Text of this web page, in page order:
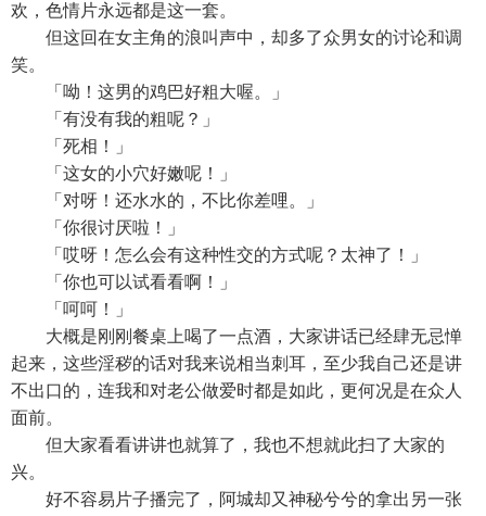
欢，色情片永远都是这一套。
但这回在女主角的浪叫声中，却多了众男女的讨论和调
笑。
「呦！这男的鸡巴好粗大喔。」
「有没有我的粗呢？」
「死相！」
「这女的小穴好嫩呢！」
「对呀！还水水的，不比你差哩。」
「你很讨厌啦！」
「哎呀！怎么会有这种性交的方式呢？太神了！」
「你也可以试看看啊！」
「呵呵！」
大概是刚刚餐桌上喝了一点酒，大家讲话已经肆无忌惮
起来，这些淫秽的话对我来说相当刺耳，至少我自己还是讲
不出口的，连我和对老公做爱时都是如此，更何况是在众人
面前。
但大家看看讲讲也就算了，我也不想就此扫了大家的
兴。
好不容易片子播完了，阿城却又神秘兮兮的拿出另一张